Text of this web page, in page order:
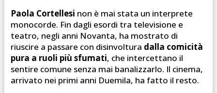
Paola Cortellesi non è mai stata un interprete
monocorde. Fin dagli esordi tra televisione e
teatro, negli anni Novanta, ha mostrato di
riuscire a passare con disinvoltura dalla comicità
pura a ruoli più sfumati, che intercettano il
sentire comune senza mai banalizzarlo. Il cinema,
arrivato nei primi anni Duemila, ha fatto il resto.